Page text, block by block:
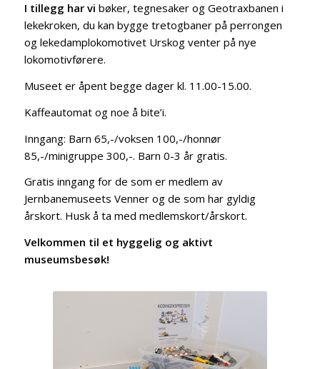
I tillegg har vi bøker, tegnesaker og Geotraxbanen i
lekekroken, du kan bygge tretogbaner på perrongen
og lekedamplokomotivet Urskog venter på nye
lokomotivførere.
Museet er åpent begge dager kl. 11.00-15.00.
Kaffeautomat og noe å bite’i.
Inngang: Barn 65,-/voksen 100,-/honnør
85,-/minigruppe 300,-. Barn 0-3 år gratis.
Gratis inngang for de som er medlem av
Jernbanemuseets Venner og de som har gyldig
årskort. Husk å ta med medlemskort/årskort.
Velkommen til et hyggelig og aktivt
museumsbesøk!